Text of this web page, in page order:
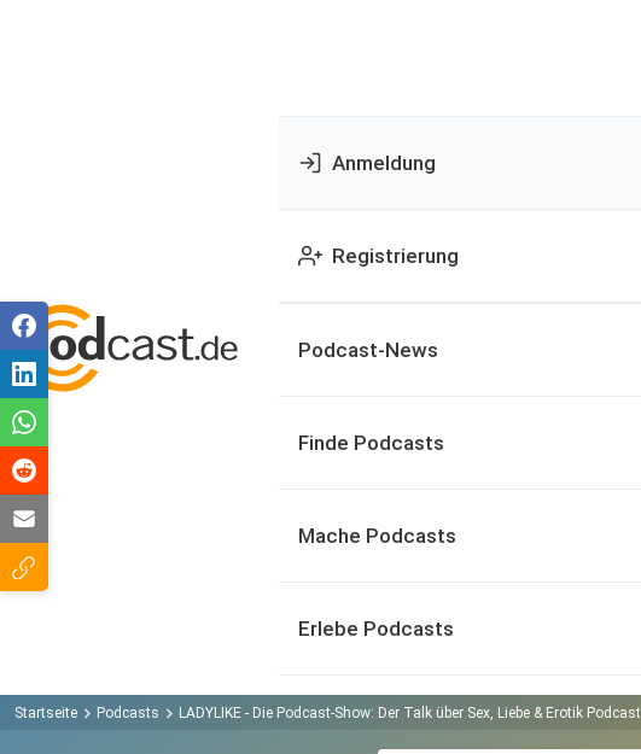
Anmeldung
Registrierung
Podcast-News
Finde Podcasts
Mache Podcasts
Erlebe Podcasts
Startseite Podcasts LADYLIKE - Die Podcast-Show: Der Talk über Sex, Liebe & Erotik Podcast